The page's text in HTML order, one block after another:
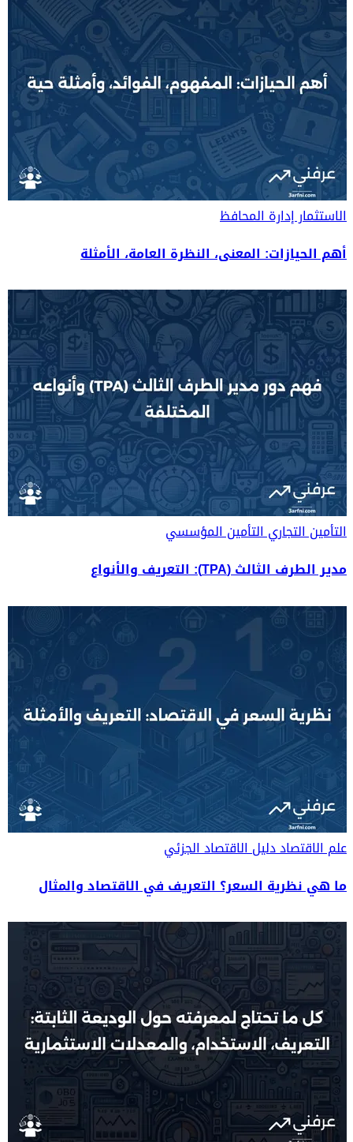
الاستثمارإدارة المحافظ
أهم الحيازات: المعنى، النظرة العامة، الأمثلة
التأمين التجاريالتأمين المؤسسي
مدير الطرف الثالث (TPA): التعريف والأنواع
علم الاقتصاددليل الاقتصاد الجزئي
ما هي نظرية السعر؟ التعريف في الاقتصاد والمثال